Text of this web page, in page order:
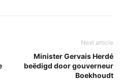
Next article
Minister Gervais Herdé
beëdigd door gouverneur
Boekhoudt